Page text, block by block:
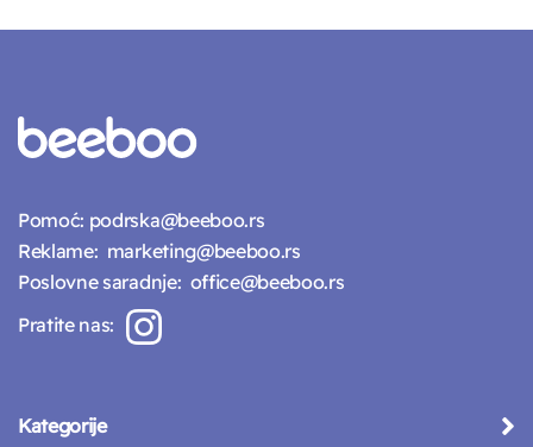
Pomoć: podrska@beeboo.rs
Reklame: marketing@beeboo.rs
Poslovne saradnje: office@beeboo.rs
Pratite nas:
Kategorije